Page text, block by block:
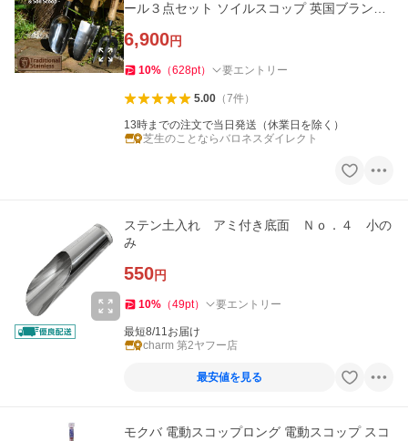
ール３点セット ソイルスコップ 英国ブランド
6,900円
10% （628pt） 要エントリー
5.00（7件）
13時までの注文で当日発送（休業日を除く）
芝生のことならバロネスダイレクト
ステン土入れ アミ付き底面 Ｎｏ．４ 小の
み
550円
10% （49pt） 要エントリー
最短8/11お届け
charm 第2ヤフー店
最安値を見る
モクバ 電動スコップロング 電動スコップ スコ